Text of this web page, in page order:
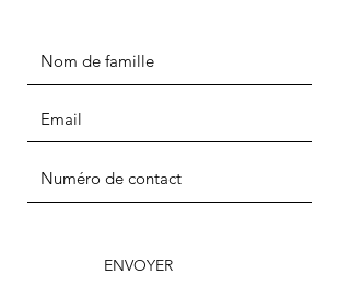
ENVOYER